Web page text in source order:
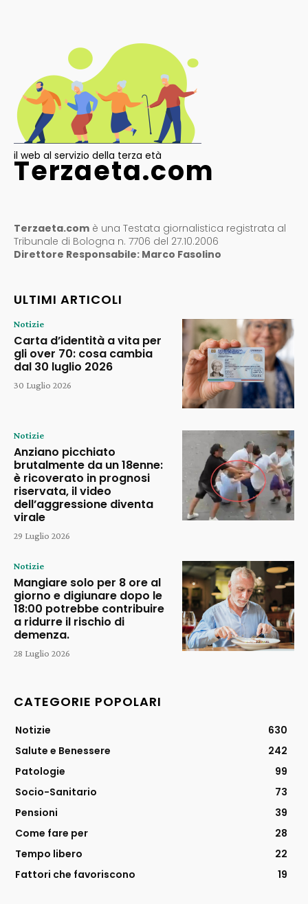
il web al servizio della terza età
Terzaeta.com
Terzaeta.com è una Testata giornalistica registrata al
Tribunale di Bologna n. 7706 del 27.10.2006
Direttore Responsabile: Marco Fasolino
ULTIMI ARTICOLI
Notizie
Carta d’identità a vita per
gli over 70: cosa cambia
dal 30 luglio 2026
30 Luglio 2026
Notizie
Anziano picchiato
brutalmente da un 18enne:
è ricoverato in prognosi
riservata, il video
dell’aggressione diventa
virale
29 Luglio 2026
Notizie
Mangiare solo per 8 ore al
giorno e digiunare dopo le
18:00 potrebbe contribuire
a ridurre il rischio di
demenza.
28 Luglio 2026
CATEGORIE POPOLARI
Notizie
630
Salute e Benessere
242
Patologie
99
Socio-Sanitario
73
Pensioni
39
Come fare per
28
Tempo libero
22
Fattori che favoriscono
19